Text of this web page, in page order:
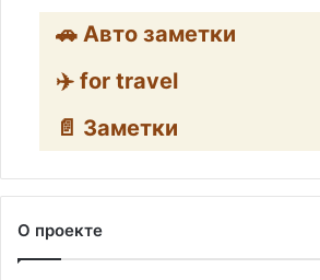
🚗 Авто заметки
✈️ for travel
📄 Заметки
О проекте